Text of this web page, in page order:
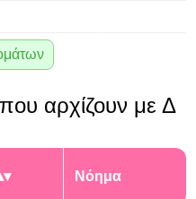
αρχίζουν με Δ
Νόημα